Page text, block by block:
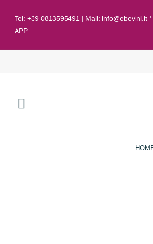
Tel: +39 0813595491 | Mail: info@ebevini.it
APP